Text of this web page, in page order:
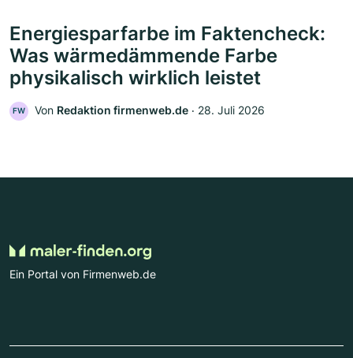
Energiesparfarbe im Faktencheck:
Was wärmedämmende Farbe
physikalisch wirklich leistet
FW Von Redaktion firmenweb.de ‧ 28. Juli 2026
Ein Portal von Firmenweb.de